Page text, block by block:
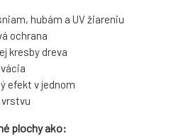
hubám a UV žiareniu
ochrana
kresby dreva
efekt v jednom
vrstvu
plochy ako: